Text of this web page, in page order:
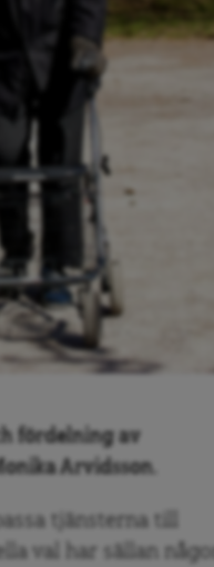
fördelning av
Arvidsson.
tjänsterna till
val har sällan någon